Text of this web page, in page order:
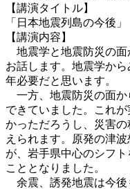
【講演タイトル】
「日本地震列島の今後」
【講演内容】
地震学と地震防災の面
お話します。地震学か
年必要だと思います。
一方、地震防災の面か
できていました。これ
かっただろうし、災害
えられます。原発の津
が、岩手県中心のシフ
こととなりました。
余震、誘発地震は今後